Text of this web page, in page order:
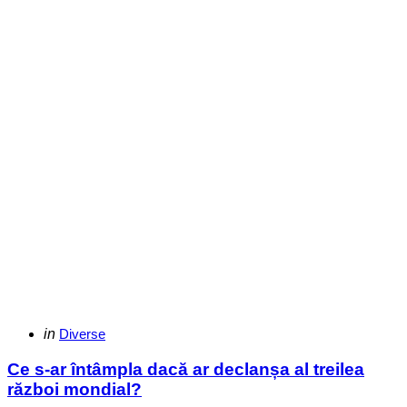
Categories
Posted
in Diverse
Ce s-ar întâmpla dacă ar declanșa al treilea
război mondial?